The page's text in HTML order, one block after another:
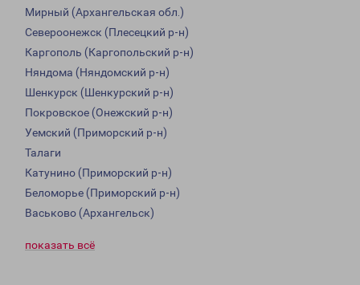
Мирный (Архангельская обл.)
Североонежск (Плесецкий р-н)
Каргополь (Каргопольский р-н)
Няндома (Няндомский р-н)
Шенкурск (Шенкурский р-н)
Покровское (Онежский р-н)
Уемский (Приморский р-н)
Талаги
Катунино (Приморский р-н)
Беломорье (Приморский р-н)
Васьково (Архангельск)
показать всё